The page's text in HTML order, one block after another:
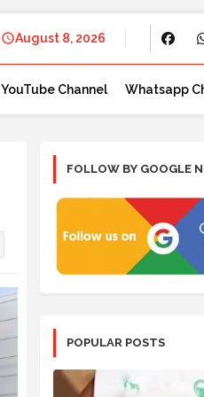
August 8, 2026
YouTube Channel Whatsapp
FOLLOW BY GOOGLE
POPULAR POSTS